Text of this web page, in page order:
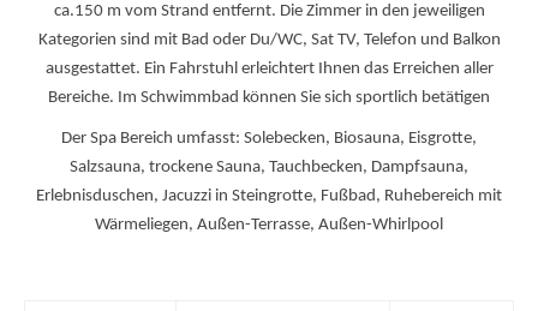
ca.150 m vom Strand entfernt. Die Zimmer in den jeweiligen
Kategorien sind mit Bad oder Du/WC, Sat TV, Telefon und Balkon
ausgestattet. Ein Fahrstuhl erleichtert Ihnen das Erreichen aller
Bereiche. Im Schwimmbad können Sie sich sportlich betätigen
Der Spa Bereich umfasst: Solebecken, Biosauna, Eisgrotte,
Salzsauna, trockene Sauna, Tauchbecken, Dampfsauna,
Erlebnisduschen, Jacuzzi in Steingrotte, Fußbad, Ruhebereich mit
Wärmeliegen, Außen-Terrasse, Außen-Whirlpool